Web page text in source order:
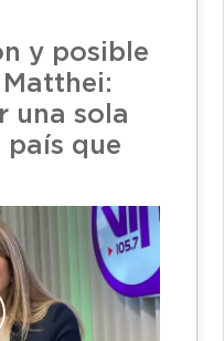
y posible
una sola
país que